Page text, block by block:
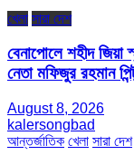
খেলা সারা দেশ
বেনাপোলে শহীদ জিয়া
নেতা মফিজুর রহমান
August 8, 2026
kalersongbad
আন্তর্জাতিক খেলা সারা দেশ